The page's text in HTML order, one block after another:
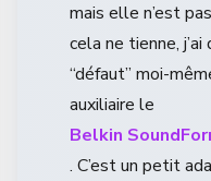
mais elle n’est
cela ne tienne,
“défaut” moi-
auxiliaire le
Belkin
. C’est un petit